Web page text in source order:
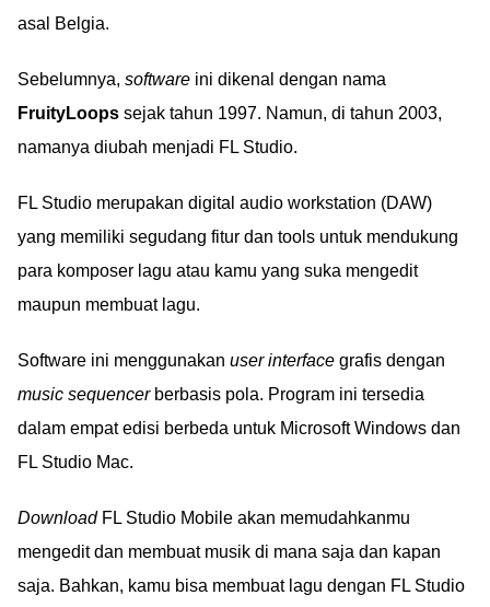
asal Belgia.
Sebelumnya, software ini dikenal dengan nama
FruityLoops sejak tahun 1997. Namun, di tahun 2003,
namanya diubah menjadi FL Studio.
FL Studio merupakan digital audio workstation (DAW)
yang memiliki segudang fitur dan tools untuk mendukung
para komposer lagu atau kamu yang suka mengedit
maupun membuat lagu.
Software ini menggunakan user interface grafis dengan
music sequencerberbasis pola. Program ini tersedia
dalam empat edisi berbeda untuk Microsoft Windows dan
FL Studio Mac.
DownloadFL Studio Mobile akan memudahkanmu
mengedit dan membuat musik di mana saja dan kapan
saja. Bahkan, kamu bisa membuat lagu dengan FL Studio